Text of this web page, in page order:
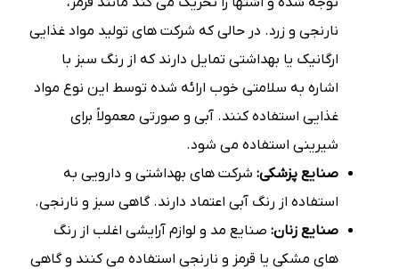
نارنجی و زرد. در حالی که شرکت های تولید مواد غذایی
ارگانیک یا بهداشتی تمایل دارند که از رنگ سبز با
اشاره به سلامتی خوب ارائه شده توسط این نوع مواد
غذایی استفاده کنند. آبی و صورتی معمولاً برای
شیرینی استفاده می شود.
صنایع پزشکی: شرکت های بهداشتی و دارویی به
استفاده از رنگ آبی اعتماد دارند. گاهی سبز و نارنجی.
صنایع زنان: صنایع مد و لوازم آرایشی اغلب از رنگ
های مشکی یا قرمز و نارنجی استفاده می کنند و گاهی